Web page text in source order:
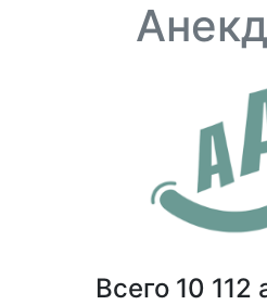
Всего 10 112